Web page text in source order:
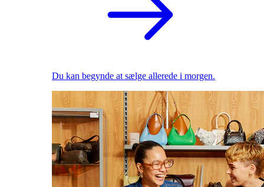
Du kan begynde at sælge allerede i morgen.